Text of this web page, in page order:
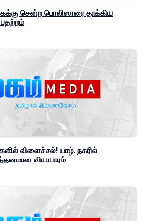
சென்ற பொலிஸாரை தாக்கிய
விளைச்சல்! யாழ். நகரில்
வியாபாரம்